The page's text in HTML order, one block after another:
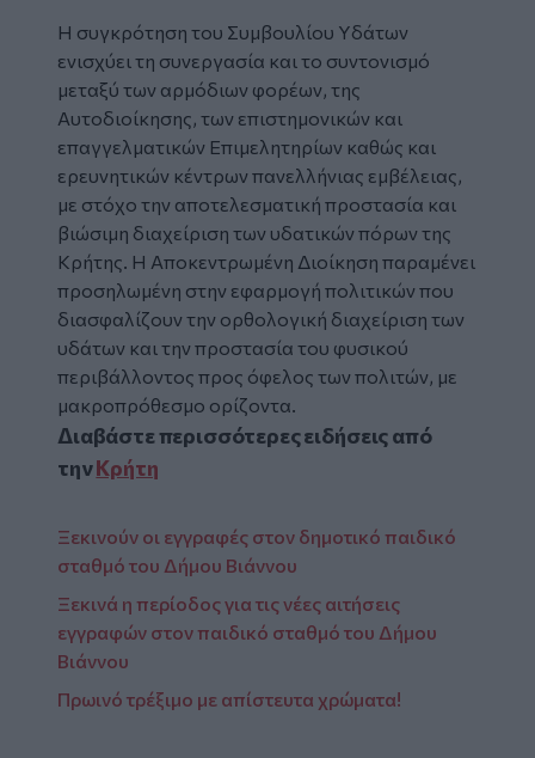
Η συγκρότηση του Συμβουλίου Υδάτων
ενισχύει τη συνεργασία και το συντονισμό
μεταξύ των αρμόδιων φορέων, της
Αυτοδιοίκησης, των επιστημονικών και
επαγγελματικών Επιμελητηρίων καθώς και
ερευνητικών κέντρων πανελλήνιας εμβέλειας,
με στόχο την αποτελεσματική προστασία και
βιώσιμη διαχείριση των υδατικών πόρων της
Κρήτης. Η Αποκεντρωμένη Διοίκηση παραμένει
προσηλωμένη στην εφαρμογή πολιτικών που
διασφαλίζουν την ορθολογική διαχείριση των
υδάτων και την προστασία του φυσικού
περιβάλλοντος προς όφελος των πολιτών, με
μακροπρόθεσμο ορίζοντα.
Διαβάστε περισσότερες ειδήσεις από
τηνΚρήτη
Ξεκινούν οι εγγραφές στον δημοτικό παιδικό
σταθμό του Δήμου Βιάννου
Ξεκινά η περίοδος για τις νέες αιτήσεις
εγγραφών στον παιδικό σταθμό του Δήμου
Βιάννου
Πρωινό τρέξιμο με απίστευτα χρώματα!